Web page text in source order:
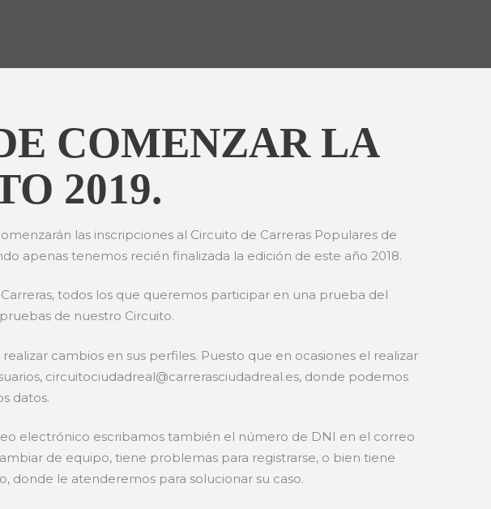
COMENZAR LA
2019.
las inscripciones al Circuito de Carreras Populares de
apenas tenemos recién finalizada la edición de este año 2018.
todos los que queremos participar en una prueba del
de nuestro Circuito.
cambios en sus perfiles. Puesto que en ocasiones el realizar
circuitociudadreal@carrerasciudadreal.es, donde podemos
datos.
electrónico escribamos también el número de DNI en el correo
de equipo, tiene problemas para registrarse, o bien tiene
donde le atenderemos para solucionar su caso.